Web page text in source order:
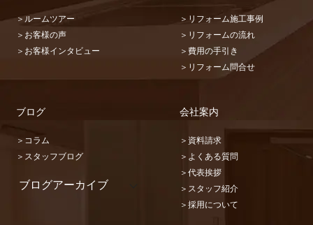
＞ルームツアー
＞お客様の声
＞お客様インタビュー
＞リフォーム施工事例
＞リフォームの流れ
＞費用の手引き
＞リフォーム問合せ
ブログ
＞コラム
＞スタッフブログ
ブログアーカイブ
会社案内
＞資料請求
＞よくある質問
＞代表挨拶
＞スタッフ紹介
＞採用について